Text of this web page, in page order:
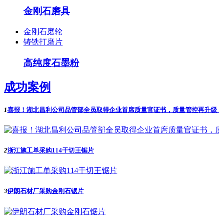
金刚石磨具
金刚石磨轮
铸铁打磨片
高纯度石墨粉
成功案例
1喜报！湖北昌利公司品管部全员取得企业首席质量官证书，质量管控再升级
2浙江施工单采购114干切王锯片
3伊朗石材厂采购金刚石锯片